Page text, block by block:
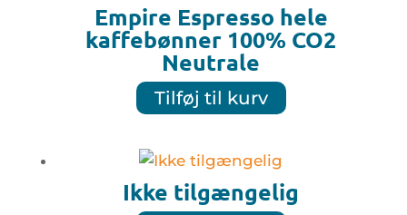
Empire Espresso hele
kaffebønner 100% CO2
Neutrale
Tilføj til kurv
Ikke tilgængelig